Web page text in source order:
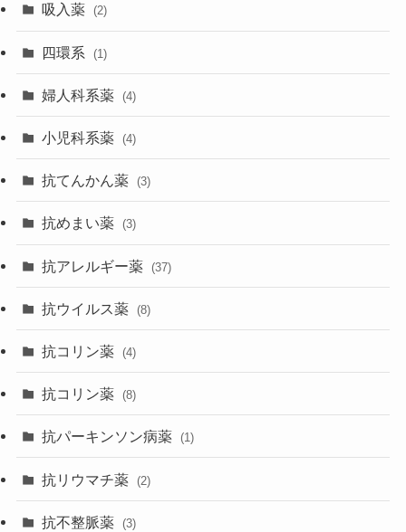
吸入薬 (2)
四環系 (1)
婦人科系薬 (4)
小児科系薬 (4)
抗てんかん薬 (3)
抗めまい薬 (3)
抗アレルギー薬 (37)
抗ウイルス薬 (8)
抗コリン薬 (4)
抗コリン薬 (8)
抗パーキンソン病薬 (1)
抗リウマチ薬 (2)
抗不整脈薬 (3)